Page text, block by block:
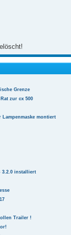
Grenze
zur cx 500
Lampenmaske montiert
3.2.0 installiert
Trailer !